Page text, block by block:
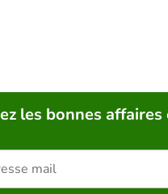
les bonnes